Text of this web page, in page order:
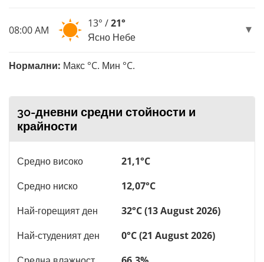
08:00 AM
13° /21°
Ясно Небе
Нормални: Макс °C. Мин °C.
30-дневни средни стойности и
крайности
Средно високо
21,1°C
Средно ниско
12,07°C
Най-горещият ден
32°C (13 August 2026)
Най-студеният ден
0°C (21 August 2026)